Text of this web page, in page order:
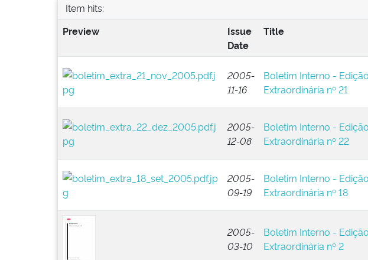
Item hits:
Preview
Issue
Date
Title
2005-
11-16
Boletim Interno - Edição
Extraordinária nº 21
2005-
12-08
Boletim Interno - Edição
Extraordinária nº 22
2005-
09-19
Boletim Interno - Edição
Extraordinária nº 18
2005-
03-10
Boletim Interno - Edição
Extraordinária nº 2